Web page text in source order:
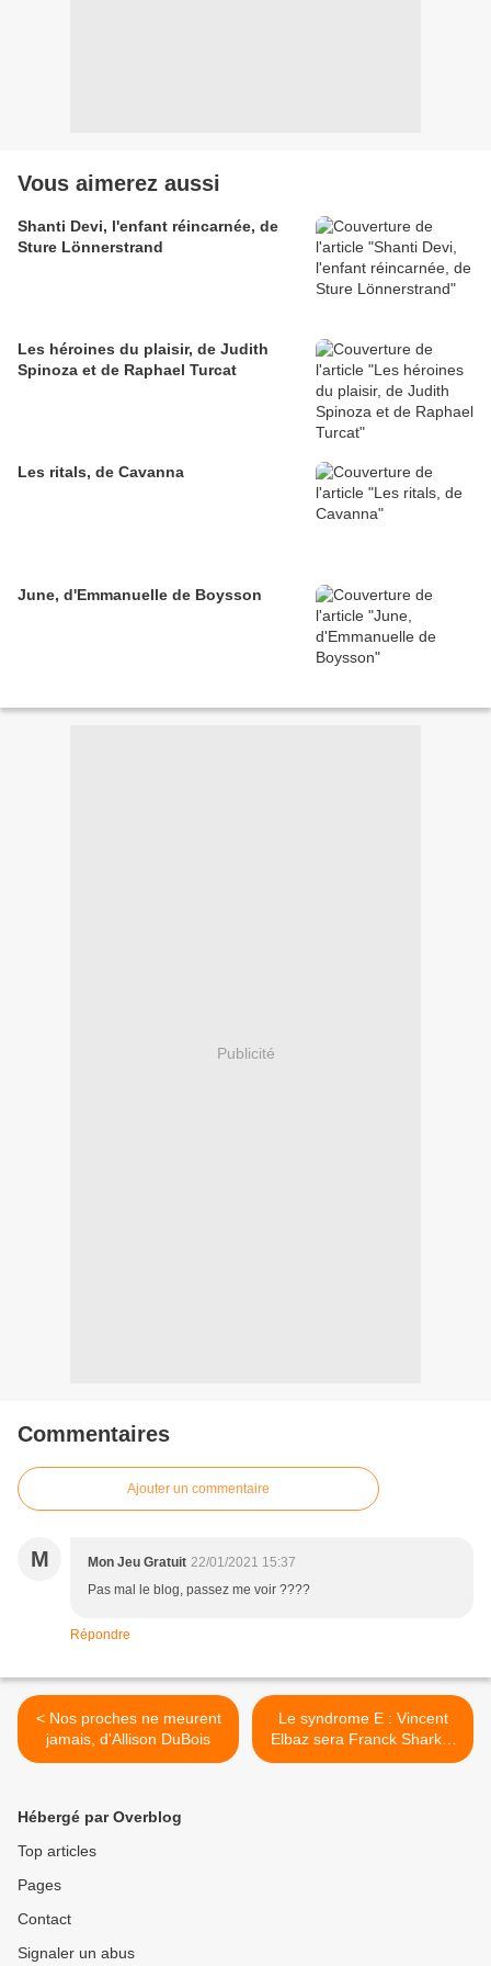
Vous aimerez aussi
Shanti Devi, l'enfant réincarnée, de
Sture Lönnerstrand
Les héroines du plaisir, de Judith
Spinoza et de Raphael Turcat
Les ritals, de Cavanna
June, d'Emmanuelle de Boysson
Publicité
Commentaires
Ajouter un commentaire
M Mon Jeu Gratuit 22/01/2021 15:37
Pas mal le blog, passez me voir ????
Répondre
< Nos proches ne meurent
jamais, d'Allison DuBois
Le syndrome E : Vincent
Elbaz sera Franck Sharko,
le héros de Franck Thilliez
Hébergé par Overblog
Top articles
Pages
Contact
Signaler un abus